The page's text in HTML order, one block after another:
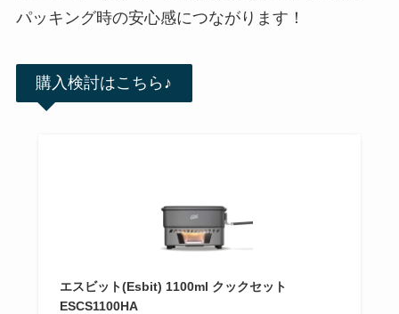
パッキング時の安心感につながります！
購入検討はこちら♪
エスビット(Esbit) 1100ml クックセット
ESCS1100HA